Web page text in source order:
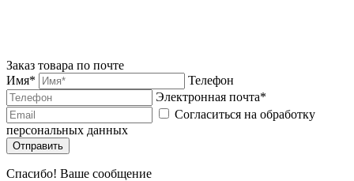
Заказ товара по почте
Имя*
Телефон
Электронная почта*
Согласиться на обработку
персональных данных
Отправить
Спасибо! Ваше сообщение